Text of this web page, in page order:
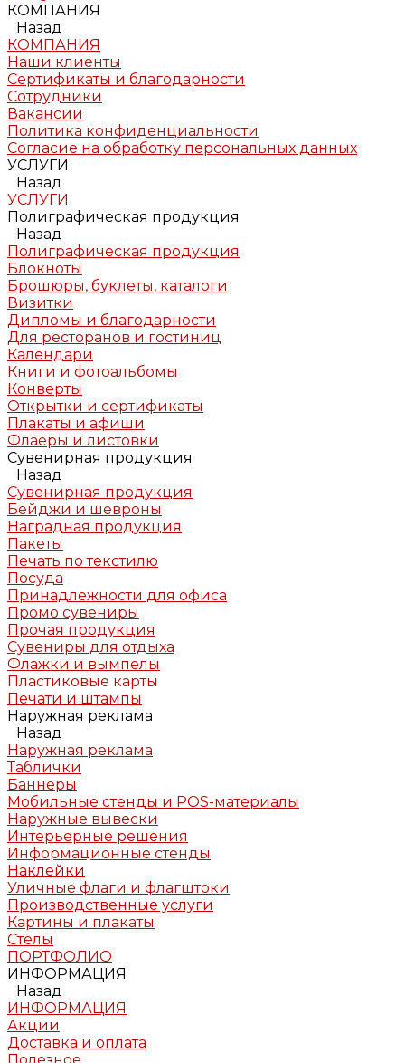
КОМПАНИЯ
Назад
КОМПАНИЯ
Наши клиенты
Сертификаты и благодарности
Сотрудники
Вакансии
Политика конфиденциальности
Согласие на обработку персональных данных
УСЛУГИ
Назад
УСЛУГИ
Полиграфическая продукция
Назад
Полиграфическая продукция
Блокноты
Брошюры, буклеты, каталоги
Визитки
Дипломы и благодарности
Для ресторанов и гостиниц
Календари
Книги и фотоальбомы
Конверты
Открытки и сертификаты
Плакаты и афиши
Флаеры и листовки
Сувенирная продукция
Назад
Сувенирная продукция
Бейджи и шевроны
Наградная продукция
Пакеты
Печать по текстилю
Посуда
Принадлежности для офиса
Промо сувениры
Прочая продукция
Сувениры для отдыха
Флажки и вымпелы
Пластиковые карты
Печати и штампы
Наружная реклама
Назад
Наружная реклама
Таблички
Баннеры
Мобильные стенды и POS-материалы
Наружные вывески
Интерьерные решения
Информационные стенды
Наклейки
Уличные флаги и флагштоки
Производственные услуги
Картины и плакаты
Стелы
ПОРТФОЛИО
ИНФОРМАЦИЯ
Назад
ИНФОРМАЦИЯ
Акции
Доставка и оплата